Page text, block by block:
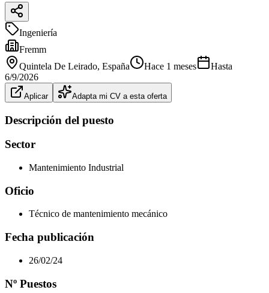
Ingeniería
Fremm
Quintela De Leirado, España Hace 1 meses
Hasta
6/9/2026
Aplicar Adapta mi CV a esta oferta
Descripción del puesto
Sector
Mantenimiento Industrial
Oficio
Técnico de mantenimiento mecánico
Fecha publicación
26/02/24
Nº Puestos